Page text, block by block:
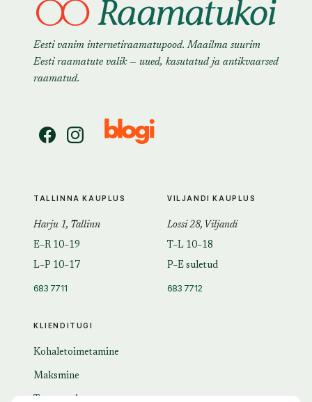
Eesti vanim internetiraamatupood. Maailma suurim
Eesti raamatute valik — uued, kasutatud ja antikvaarsed
raamatud.
KLIENDITUGI
Kohaletoimetamine
Maksmine
TALLINNA KAUPLUS
Harju 1, Tallinn
E–R 10–19
L–P 10–17
683 7711
VILJANDI KAUPLUS
Lossi 28, Viljandi
T–L 10–18
P–E suletud
683 7712